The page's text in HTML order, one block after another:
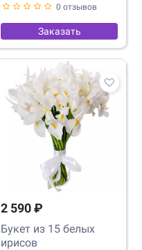
0 отзывов
Заказать
2 590 ₽
Букет из 15 белых
ирисов